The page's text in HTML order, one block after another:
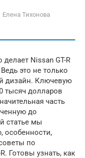
Елена Тихонова
Nissan GT-R
это не только
дизайн. Ключевую
тысяч долларов
часть
до
статье мы
особенности,
по
Готовы узнать, как